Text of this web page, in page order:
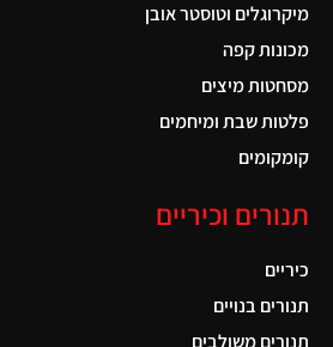
מיקרוגלים וטוסטר אובן
מכונות קפה
מסחטות מיצים
פלטות שבת ומיחמים
קומקומים
תנורים וכיריים
כיריים
תנורים בנויים